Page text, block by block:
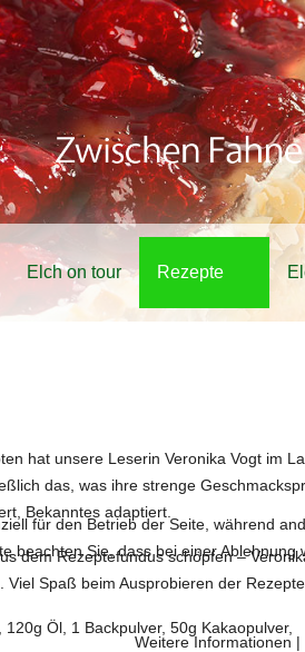
Elch on tour Rezepte
hat unsere Leserin Veronika Vogt im
das, was ihre strenge
Bekanntes adaptiert.
dem Rezeptefundus schöpfen –
Spaß beim Ausprobieren der
Öl, 1 Backpulver, 50g Kakaopulver,
für den Betrieb der Seite, während
beachten Sie, dass bei einer
Weitere Informationen |